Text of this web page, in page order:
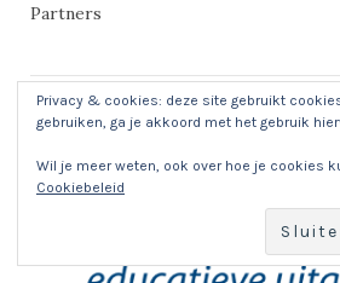
Partners
Privacy & cookies: deze site gebruikt
gebruiken, ga je akkoord met het gebruik
Wil je meer weten, ook over hoe je cookies
Cookiebeleid